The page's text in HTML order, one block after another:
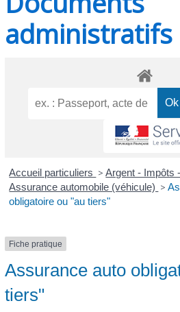
administratifs
Accueil particuliers > Argent - Impôts
Assurance automobile (véhicule) >
obligatoire ou "au tiers"
Fiche pratique
Assurance auto
tiers"